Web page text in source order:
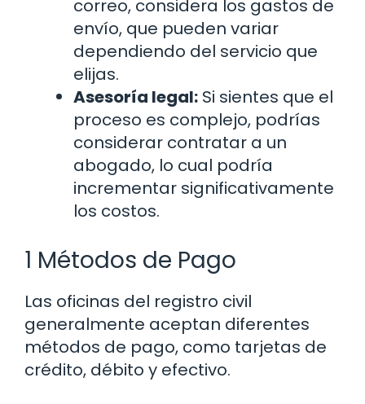
correo, considera los gastos de
envío, que pueden variar
dependiendo del servicio que
elijas.
Asesoría legal: Si sientes que el
proceso es complejo, podrías
considerar contratar a un
abogado, lo cual podría
incrementar significativamente
los costos.
1 Métodos de Pago
Las oficinas del registro civil
generalmente aceptan diferentes
métodos de pago, como tarjetas de
crédito, débito y efectivo.